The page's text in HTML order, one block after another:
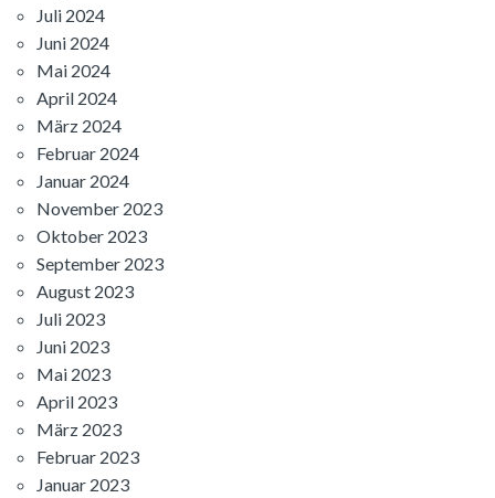
Juli 2024
Juni 2024
Mai 2024
April 2024
März 2024
Februar 2024
Januar 2024
November 2023
Oktober 2023
September 2023
August 2023
Juli 2023
Juni 2023
Mai 2023
April 2023
März 2023
Februar 2023
Januar 2023